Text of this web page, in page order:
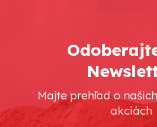
Majte prehľad o
akciách